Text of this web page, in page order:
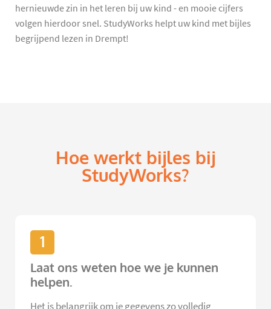
hernieuwde zin in het leren bij uw kind - en mooie cijfers
volgen hierdoor snel. StudyWorks helpt uw kind met bijles
begrijpend lezen in Drempt!
Hoe werkt bijles bij
StudyWorks?
1
Laat ons weten hoe we je kunnen
helpen.
Het is belangrijk om je gegevens zo volledig